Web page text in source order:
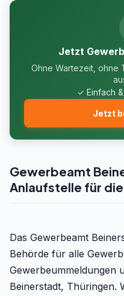
Jetzt
Ohne Wartezeit, ohne
✓ Einfach
Jetzt
Gewerbeamt
Anlaufstelle für
Das Gewerbeamt
Behörde für alle
Gewerbeummeldungen
Beinerstadt, Thüringen.